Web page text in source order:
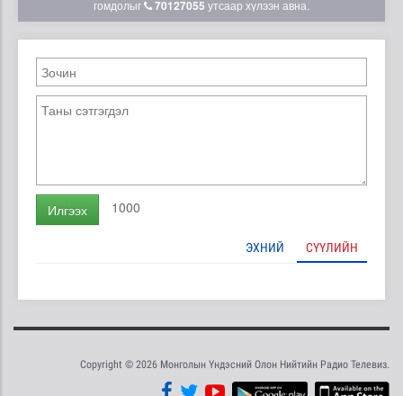
гомдолыг
70127055 утсаар хүлээн авна.
Илгээх 1000
ЭХНИЙ СҮҮЛИЙН
Copyright © 2026 Монголын Үндэсний Олон Нийтийн Радио Телевиз.